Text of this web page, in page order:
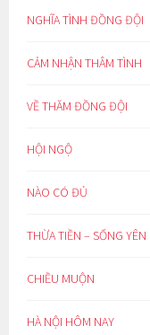
NGHĨA TÌNH ĐỒNG ĐỘI
CẢM NHẬN THÂM TÌNH
VỀ THĂM ĐỒNG ĐỘI
HỘI NGỘ
NÀO CÓ ĐỦ
THỪA TIỀN – SỐNG YÊN
CHIỀU MUỘN
HÀ NỘI HÔM NAY